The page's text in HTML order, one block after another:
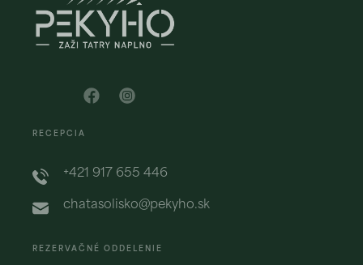
RECEPCIA
+421 917 655 446
chatasolisko@pekyho.sk
REZERVAČNÉ ODDELENIE